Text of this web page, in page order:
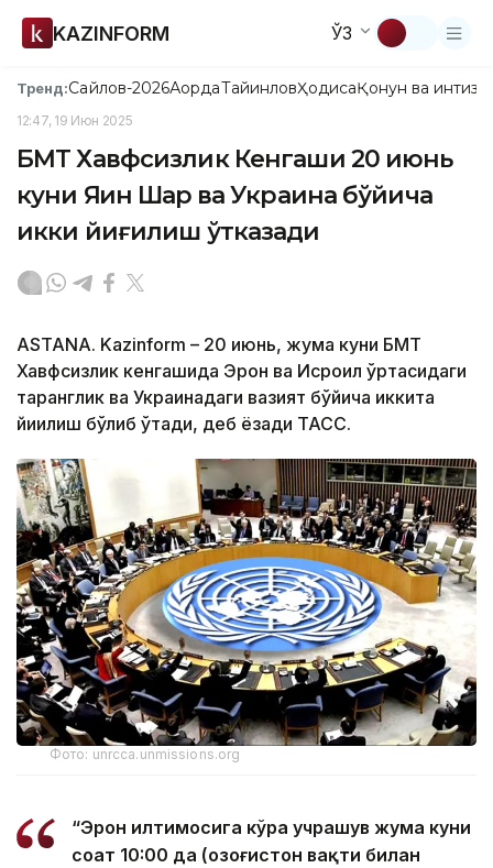
KAZINFORM ЎЗ
Тренд:Сайлов-2026АқордаТайинловҲодисаҚонун ва
12:47, 19 Июн 2025
БМТ Хавфсизлик Кенгаши 20 июнь
куни Яқин Шарқ ва Украина бўйича
икки йиғилиш ўтказади
ASTANA. Kazinform – 20 июнь, жума куни БМТ
Хавфсизлик кенгашида Эрон ва Исроил ўртасидаги
таранглик ва Украинадаги вазият бўйича иккита
йиғилиш бўлиб ўтади, деб ёзади ТАСС.
Фото: unrcca.unmissions.org
“Эрон илтимосига кўра учрашув жума куни
соат 10:00 да (Қозоғистон вақти билан